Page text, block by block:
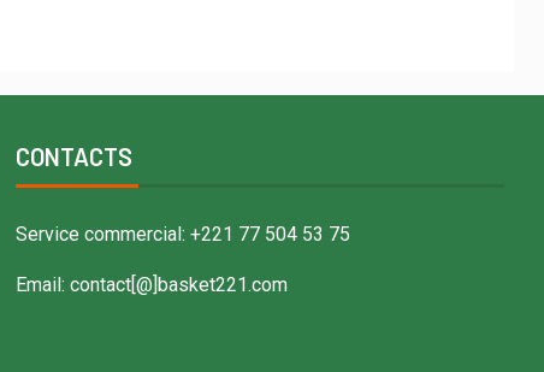
CONTACTS
Service commercial: +221 77 504 53 75
Email: contact[@]basket221.com